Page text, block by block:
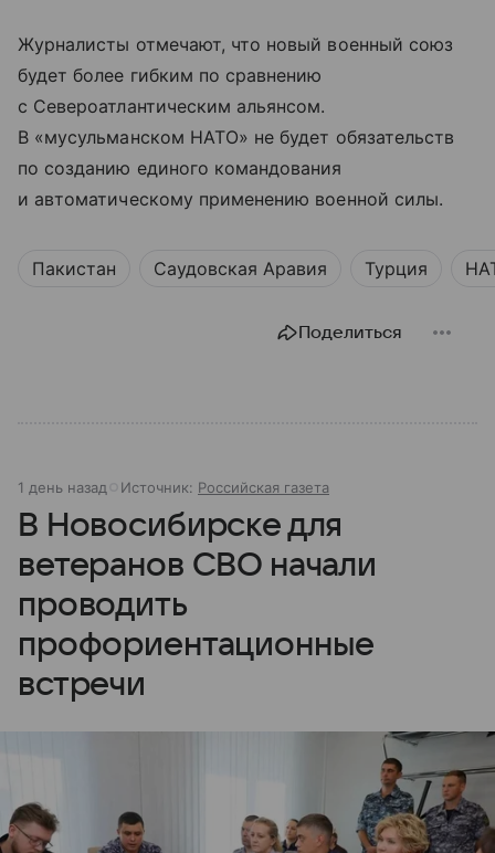
Журналисты отмечают, что новый военный союз
будет более гибким по сравнению
с Североатлантическим альянсом.
В «мусульманском НАТО» не будет обязательств
по созданию единого командования
и автоматическому применению военной силы.
Пакистан Саудовская Аравия Турция
Поделиться
1 день назад Источник: Российская газета
В Новосибирске для
ветеранов СВО начали
проводить
профориентационные
встречи